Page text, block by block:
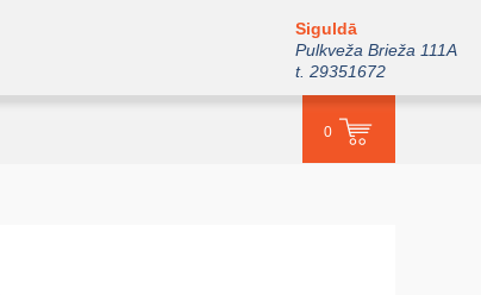
Siguldā
Pulkveža Brieža 111A
t. 29351672
0